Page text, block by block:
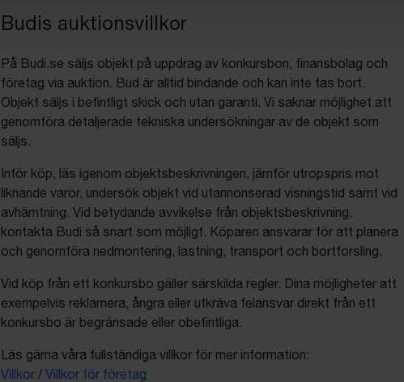
Budis auktionsvillkor
På Budi.se säljs objekt på uppdrag av konkursbon, finansbolag och
företag via auktion. Bud är alltid bindande och kan inte tas bort.
Objekt säljs i befintligt skick och utan garanti. Vi saknar möjlighet att
genomföra detaljerade tekniska undersökningar av de objekt som
säljs.
Inför köp, läs igenom objektsbeskrivningen, jämför utropspris mot
liknande varor, undersök objekt vid utannonserad visningstid samt vid
avhämtning. Vid betydande avvikelse från objektsbeskrivning,
kontakta Budi så snart som möjligt. Köparen ansvarar för att planera
och genomföra nedmontering, lastning, transport och bortforsling.
Vid köp från ett konkursbo gäller särskilda regler. Dina möjligheter att
exempelvis reklamera, ångra eller utkräva felansvar direkt från ett
konkursbo är begränsade eller obefintliga.
Läs gärna våra fullständiga villkor för mer information:
Villkor / Villkor för företag